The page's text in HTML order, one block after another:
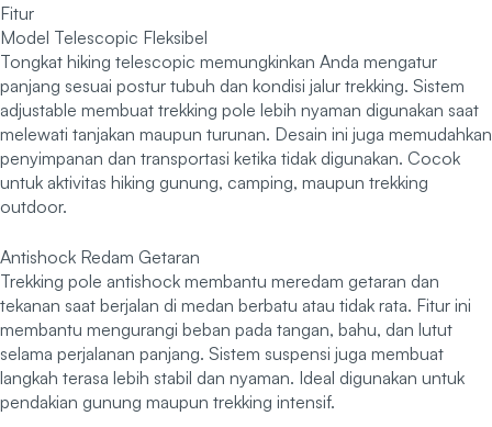
Fitur
Model Telescopic Fleksibel
Tongkat hiking telescopic memungkinkan Anda mengatur
panjang sesuai postur tubuh dan kondisi jalur trekking. Sistem
adjustable membuat trekking pole lebih nyaman digunakan saat
melewati tanjakan maupun turunan. Desain ini juga memudahkan
penyimpanan dan transportasi ketika tidak digunakan. Cocok
untuk aktivitas hiking gunung, camping, maupun trekking
outdoor.
Antishock Redam Getaran
Trekking pole antishock membantu meredam getaran dan
tekanan saat berjalan di medan berbatu atau tidak rata. Fitur ini
membantu mengurangi beban pada tangan, bahu, dan lutut
selama perjalanan panjang. Sistem suspensi juga membuat
langkah terasa lebih stabil dan nyaman. Ideal digunakan untuk
pendakian gunung maupun trekking intensif.